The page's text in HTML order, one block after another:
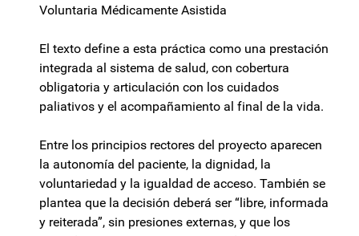
Voluntaria Médicamente Asistida
El texto define a esta práctica como una prestación
integrada al sistema de salud, con cobertura
obligatoria y articulación con los cuidados
paliativos y el acompañamiento al final de la vida.
Entre los principios rectores del proyecto aparecen
la autonomía del paciente, la dignidad, la
voluntariedad y la igualdad de acceso. También se
plantea que la decisión deberá ser “libre, informada
y reiterada”, sin presiones externas, y que los